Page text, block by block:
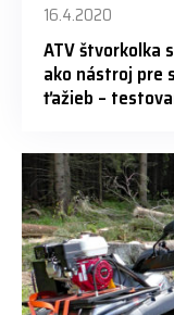
16.4.2020
ATV štvorkolka
ako nástroj pre
ťažieb –